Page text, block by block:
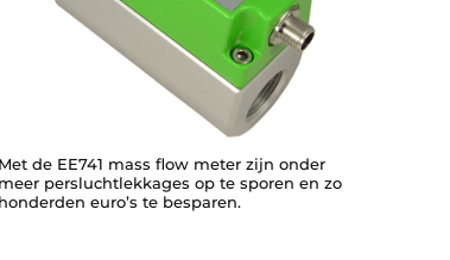
Met de EE741 mass flow meter zijn onder
meer persluchtlekkages op te sporen en zo
honderden euro’s te besparen.